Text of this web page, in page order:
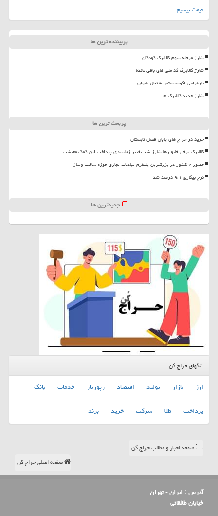
قیمت بیسیم
پربیننده ترین ها
شارژ مرحله سوم کالابرگ کودکان
شارژ کالابرگ کد ملی های باقی مانده
بازطراحی اکوسیستم اشتغال بانوان
شارژ جدید کالابرگ ها
پربحث ترین ها
خرید در حراج های پایان فصل تابستان
کالابرگ برخی خانوارها شارژ شد تغییر زمانبندی پرداخت این کمک معیشت
حضور ۷ کشور در بزرگترین پلتفرم تبادلات تجاری حوزه ساخت وساز
نرخ بیکاری ۹،۱ درصد شد
جدیدترین ها
تگهای حراج کن
ارز بازار تولید اقتصاد رپورتاژ خدمات
بانك
پرداخت
طلا شركت خرید برند
صفحه اخبار و مطالب حراج کن
صفحه اصلی حراج کن
آدرس : ایران - تهران
خیابان طالقانی